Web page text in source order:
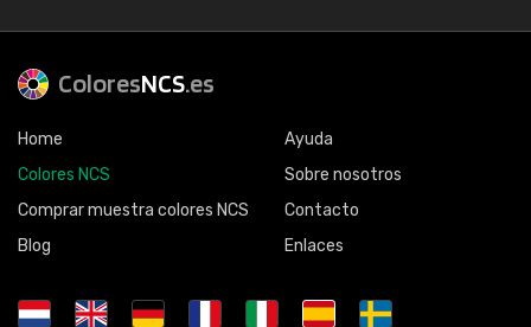
ColoresNCS.es
Home
Colores NCS
Comprar muestra colores NCS
Blog
Ayuda
Sobre nosotros
Contacto
Enlaces